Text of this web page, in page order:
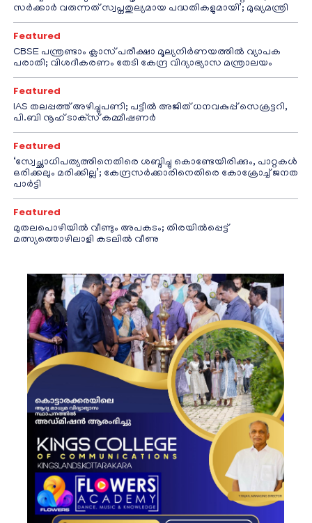
സർക്കാർ വരുന്നത് സ്വപ്നതുല്യമായ പദ്ധതികളുമായി’; മുഖ്യമന്ത്രി
Featured
CBSE പന്ത്രണ്ടാം ക്ലാസ് പരീക്ഷാ മൂല്യനിർണയത്തിൽ വ്യാപക
പരാതി; വിശദീകരണം തേടി കേന്ദ്ര വിദ്യാഭ്യാസ മന്ത്രാലയം
Featured
IAS തലപ്പത്ത് അഴിച്ചുപണി; പട്ടീല്‍ അജിത് ധനവകുപ്പ് സെക്രട്ടറി,
പി.ബി നൂഹ് ടാക്‌സ് കമ്മീഷണര്‍
Featured
‘സ്വേച്ഛാധിപത്യത്തിനെതിരെ ശബ്ദിച്ചു കൊണ്ടേയിരിക്കും, പാറ്റകൾ
ഒരിക്കലും മരിക്കില്ല’; കേന്ദ്രസർക്കാരിനെതിരെ കോക്രോച്ച് ജനത
പാർട്ടി
Featured
മുതലപൊഴിയിൽ വീണ്ടും അപകടം; തിരയിൽപ്പെട്ട്
മത്സ്യത്തൊഴിലാളി കടലിൽ വീണു